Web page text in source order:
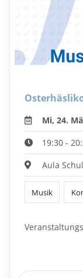
Mi, 24.
19:30 -
Aula
Musik